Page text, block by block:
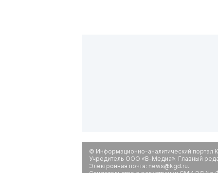
© Информационно-аналитический портал
Учредитель ООО «В-Медиа». Главный
Электронная почта: news@kgd.ru.